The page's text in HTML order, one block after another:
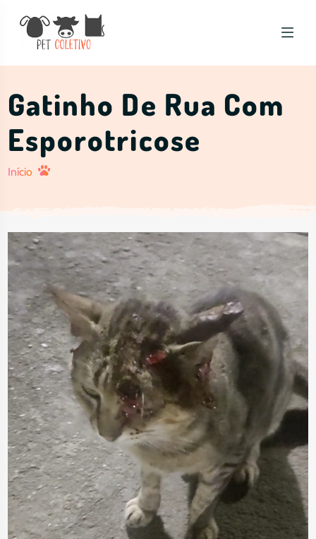
Gatinho De Rua Com
Esporotricose
Início